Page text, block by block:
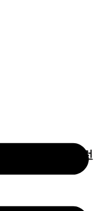
퍼레이드는 ‘이런